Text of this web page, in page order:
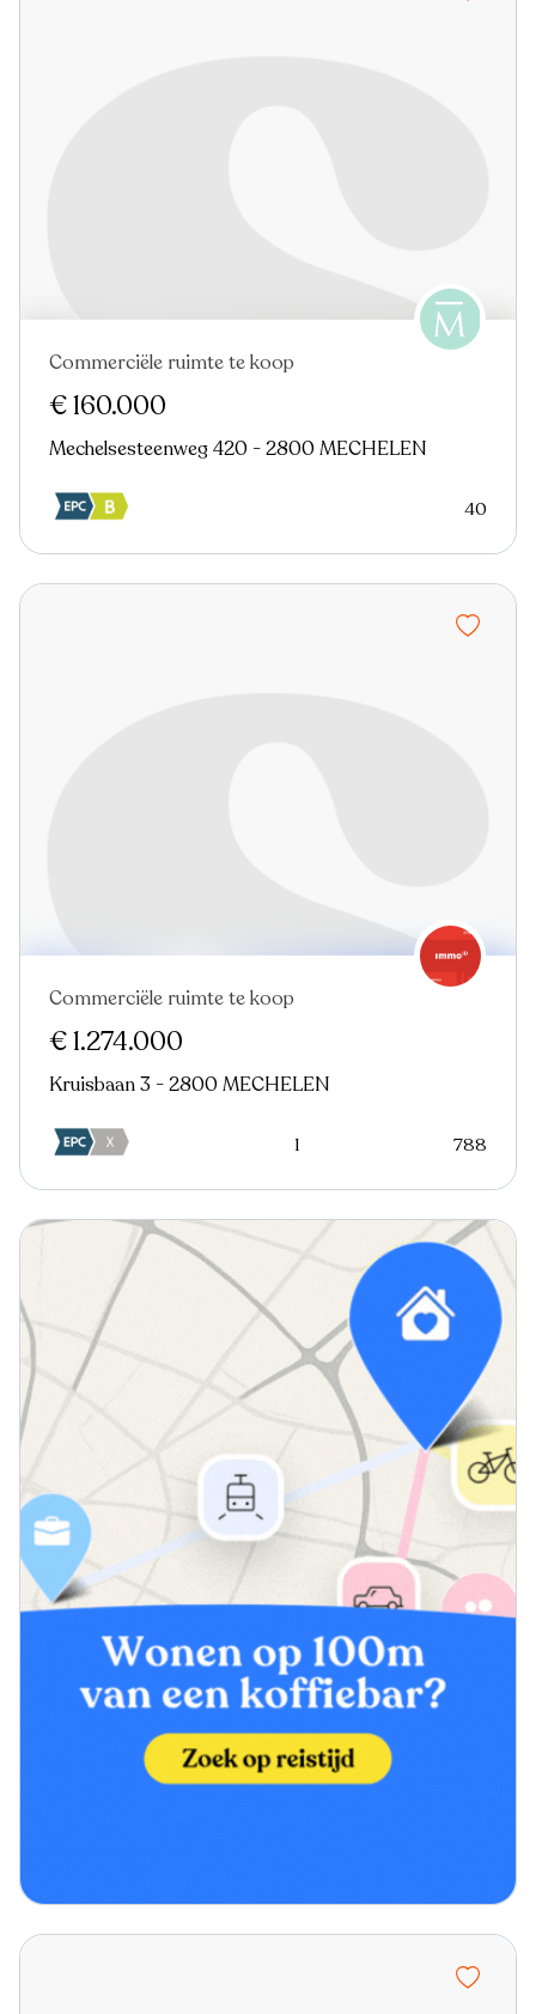
Commerciële ruimte te koop
€ 160.000
Mechelsesteenweg 420 - 2800 MECHELEN
40
Commerciële ruimte te koop
€ 1.274.000
Kruisbaan 3 - 2800 MECHELEN
1 788